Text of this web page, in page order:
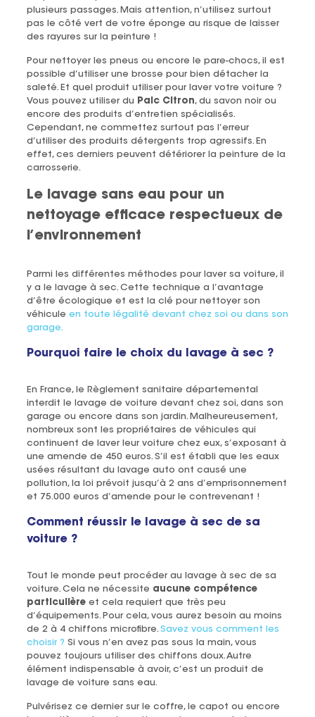
plusieurs passages. Mais attention, n’utilisez surtout
pas le côté vert de votre éponge au risque de laisser
des rayures sur la peinture !
Pour nettoyer les pneus ou encore le pare-chocs, il est
possible d’utiliser une brosse pour bien détacher la
saleté. Et quel produit utiliser pour laver votre voiture ?
Vous pouvez utiliser du
Paic Citron, du savon noir ou
encore des produits d’entretien spécialisés.
Cependant, ne commettez surtout pas l’erreur
d’utiliser des produits détergents trop agressifs. En
effet, ces derniers peuvent détériorer la peinture de la
carrosserie.
Le lavage sans eau pour un
nettoyage efficace respectueux de
l’environnement
Parmi les différentes méthodes pour laver sa voiture, il
y a le lavage à sec. Cette technique a l’avantage
d’être écologique et est la clé pour nettoyer son
véhicule en toute légalité devant chez soi ou dans son
garage.
Pourquoi faire le choix du lavage à sec ?
En France, le Règlement sanitaire départemental
interdit le lavage de voiture devant chez soi, dans son
garage ou encore dans son jardin. Malheureusement,
nombreux sont les propriétaires de véhicules qui
continuent de laver leur voiture chez eux, s’exposant à
une amende de 450 euros. S’il est établi que les eaux
usées résultant du lavage auto ont causé une
pollution, la loi prévoit jusqu’à 2 ans d’emprisonnement
et 75.000 euros d’amende pour le contrevenant !
Comment réussir le lavage à sec de sa
voiture ?
Tout le monde peut procéder au lavage à sec de sa
voiture. Cela ne nécessite aucune compétence
particulièreet cela requiert que très peu
d’équipements. Pour cela, vous aurez besoin au moins
de 2 à 4 chiffons microfibre. Savez vous comment les
choisir ? Si vous n’en avez pas sous la main, vous
pouvez toujours utiliser des chiffons doux. Autre
élément indispensable à avoir, c’est un produit de
lavage de voiture sans eau.
Pulvérisez ce dernier sur le coffre, le capot ou encore